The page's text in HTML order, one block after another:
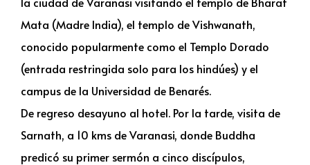
Mata (Madre India), el templo de Vishwanath,
conocido popularmente como el Templo Dorado
(entrada restringida solo para los hindúes) y el
campus de la Universidad de Benarés.
De regreso desayuno al hotel. Por la tarde, visita de
Sarnath, a 10 kms de Varanasi, donde Buddha
predicó su primer sermón a cinco discípulos,